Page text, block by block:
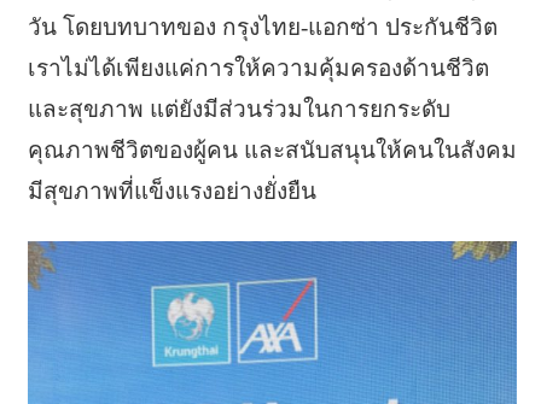
วัน โดยบทบาทของ กรุงไทย-แอกซ่า ประกันชีวิต
เราไม่ได้เพียงแค่การให้ความคุ้มครองด้านชีวิต
และสุขภาพ แต่ยังมีส่วนร่วมในการยกระดับ
คุณภาพชีวิตของผู้คน และสนับสนุนให้คนในสังคม
มีสุขภาพที่แข็งแรงอย่างยั่งยืน